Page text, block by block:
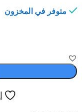
متوفر في المخزون